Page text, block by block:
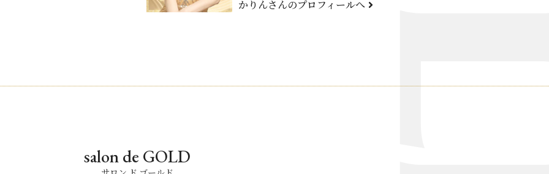
SPORTS&DINING SUN(宮古島）
かりんさんのプロフィールへ
salon de GOLD